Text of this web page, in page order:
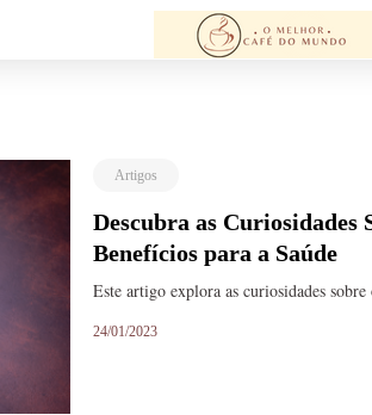
Artigos
Descubra as Curiosidades
Benefícios para a Saúde
Este artigo explora as curiosidades
24/01/2023